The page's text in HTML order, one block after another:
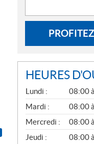
HEURES
G
É
N
É
R
A
L
Lundi :
08:00
Mardi :
08:00
Mercredi :
08:00
Jeudi :
08:00